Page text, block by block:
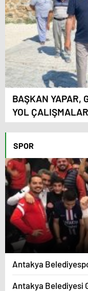
BAŞKAN YAPAR,
YOL
SPOR
Antakya
Antakya Belediyesi